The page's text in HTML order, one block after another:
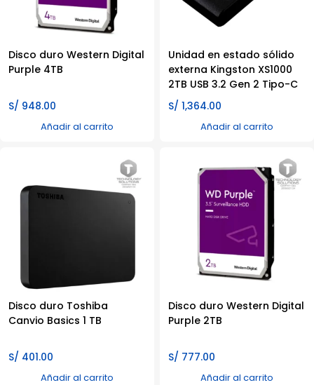
Disco duro Western Digital
Purple 4TB
S/ 948.00
Añadir al carrito
Unidad en estado sólido
externa Kingston XS1000
2TB USB 3.2 Gen 2 Tipo-C
S/ 1,364.00
Añadir al carrito
Disco duro Toshiba
Canvio Basics 1 TB
S/ 401.00
Añadir al carrito
Disco duro Western Digital
Purple 2TB
S/ 777.00
Añadir al carrito